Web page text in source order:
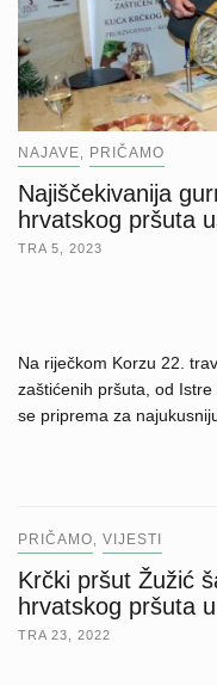
NAJAVE PRIČAMO
Najiščekivanija
hrvatskog pršuta
TRA 5, 2023
Na riječkom Korzu 22.
zaštićenih pršuta, od
se priprema za
PRIČAMO VIJESTI
Krčki pršut Žužić
hrvatskog pršuta
TRA 23, 2022